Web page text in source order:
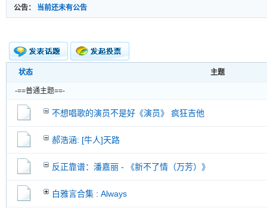
公告： 当前还未有公告
新的主题
投票帖
新小字报
状态 主题
-==普通主题==-
不想唱歌的演员不是好《演员》 疯狂吉他
郝浩涵: [牛人]天路
反正靠谱：潘嘉丽 - 《新不了情（万芳）》
白雅言合集 : Always